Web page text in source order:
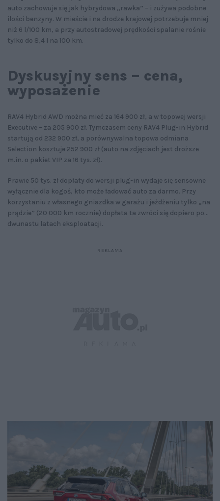
auto zachowuje się jak hybrydowa „rawka” – i zużywa podobne
ilości benzyny. W mieście i na drodze krajowej potrzebuje mniej
niż 6 l/100 km, a przy autostradowej prędkości spalanie rośnie
tylko do 8,4 l na 100 km.
Dyskusyjny sens – cena,
wyposażenie
RAV4 Hybrid AWD można mieć za 164 900 zł, a w topowej wersji
Executive – za 205 900 zł. Tymczasem ceny RAV4 Plug-in Hybrid
startują od 232 900 zł, a porównywalna topowa odmiana
Selection kosztuje 252 900 zł (auto na zdjęciach jest droższe
m.in. o pakiet VIP za 16 tys. zł).
Prawie 50 tys. zł dopłaty do wersji plug-in wydaje się sensowne
wyłącznie dla kogoś, kto może ładować auto za darmo. Przy
korzystaniu z własnego gniazdka w garażu i jeżdżeniu tylko „na
prądzie” (20 000 km rocznie) dopłata ta zwróci się dopiero po...
dwunastu latach eksploatacji.